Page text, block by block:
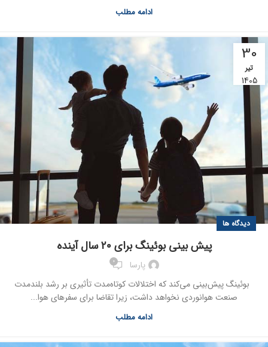
ادامه مطلب
30
تیر
1405
دیدگاه ها
پیش بینی بوئینگ برای ۲۰ سال آینده
پارسا 0
بوئینگ پیش‌بینی می‌کند که اختلالات کوتاه‌مدت تأثیری بر رشد بلندمدت
صنعت هوانوردی نخواهد داشت، زیرا تقاضا برای سفرهای هوا...
ادامه مطلب